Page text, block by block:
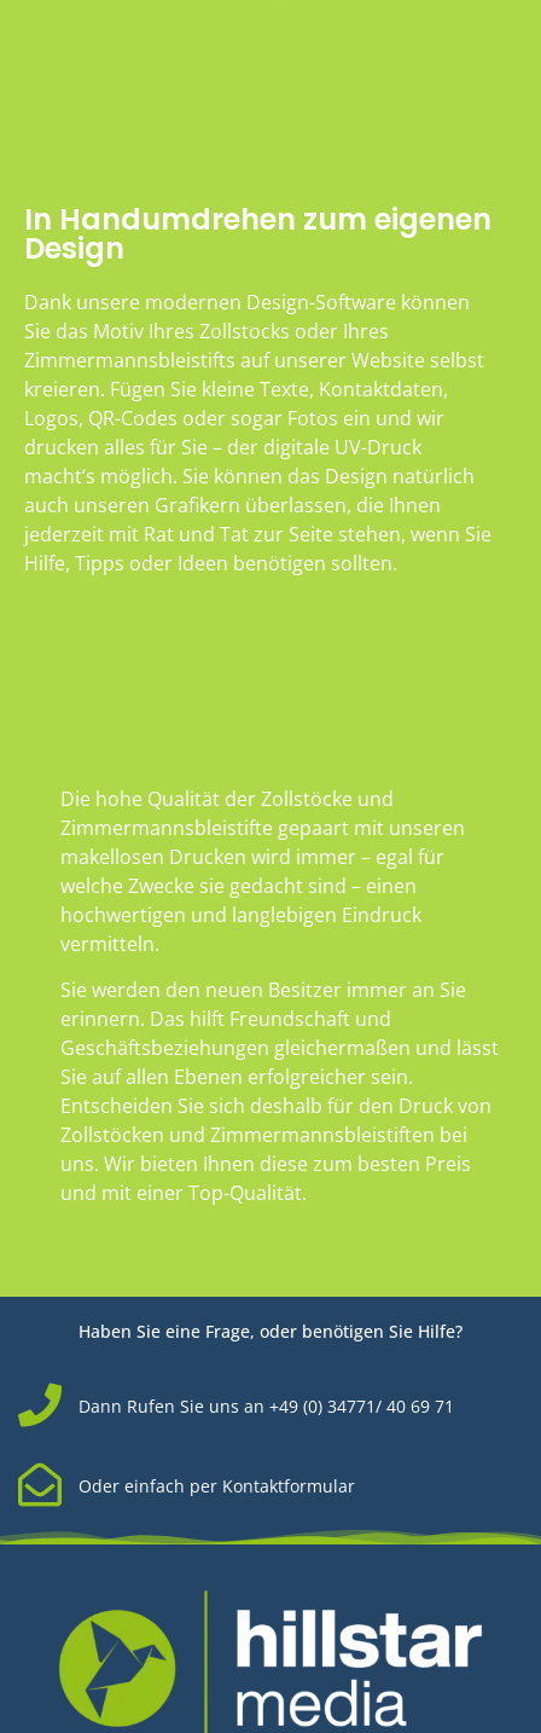
In Handumdrehen zum eigenen
Design
Dank unsere modernen Design-Software können
Sie das Motiv Ihres Zollstocks oder Ihres
Zimmermannsbleistifts auf unserer Website selbst
kreieren. Fügen Sie kleine Texte, Kontaktdaten,
Logos, QR-Codes oder sogar Fotos ein und wir
drucken alles für Sie – der digitale UV-Druck
macht’s möglich. Sie können das Design natürlich
auch unseren Grafikern überlassen, die Ihnen
jederzeit mit Rat und Tat zur Seite stehen, wenn Sie
Hilfe, Tipps oder Ideen benötigen sollten.
Die hohe Qualität der Zollstöcke und
Zimmermannsbleistifte gepaart mit unseren
makellosen Drucken wird immer – egal für
welche Zwecke sie gedacht sind – einen
hochwertigen und langlebigen Eindruck
vermitteln.
Sie werden den neuen Besitzer immer an Sie
erinnern. Das hilft Freundschaft und
Geschäftsbeziehungen gleichermaßen und lässt
Sie auf allen Ebenen erfolgreicher sein.
Entscheiden Sie sich deshalb für den Druck von
Zollstöcken und Zimmermannsbleistiften bei
uns. Wir bieten Ihnen diese zum besten Preis
und mit einer Top-Qualität.
Haben Sie eine Frage, oder benötigen Sie Hilfe?
Dann Rufen Sie uns an +49 (0) 34771/ 40 69 71
Oder einfach per Kontaktformular